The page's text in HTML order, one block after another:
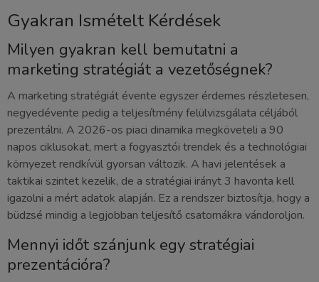
Gyakran Ismételt Kérdések
Milyen gyakran kell bemutatni a
marketing stratégiát a vezetőségnek?
A marketing stratégiát évente egyszer érdemes részletesen,
negyedévente pedig a teljesítmény felülvizsgálata céljából
prezentálni. A 2026-os piaci dinamika megköveteli a 90
napos ciklusokat, mert a fogyasztói trendek és a technológiai
környezet rendkívül gyorsan változik. A havi jelentések a
taktikai szintet kezelik, de a stratégiai irányt 3 havonta kell
igazolni a mért adatok alapján. Ez a rendszer biztosítja, hogy a
büdzsé mindig a legjobban teljesítő csatornákra vándoroljon.
Mennyi időt szánjunk egy stratégiai
prezentációra?